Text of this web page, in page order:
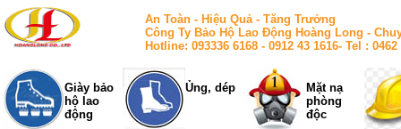
An Toàn - Hiệu Quả - Tăng Trưởng
Công Ty Bảo Hộ Lao Động Hoàng Long -
Hotline: 093336 6168 - 0912 43 1616- Tel :
Giày bảo
hộ lao
động
Ủng, dép
Mặt nạ
phòng
độc